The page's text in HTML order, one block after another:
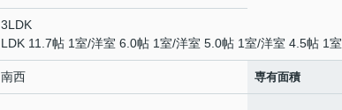
3LDK
LDK 11.7帖 1室/洋室 6.0帖 1室/洋室 5.0帖 1室/洋室 4.5帖 1室
南西 専有面積